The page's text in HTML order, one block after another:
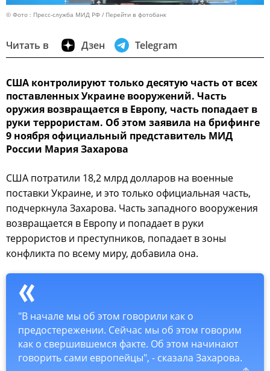
© Фото : Пресс-служба МИД РФ Перейти в фотобанк
Читать в Дзен Telegram
США контролируют только десятую часть от всех
поставленных Украине вооружений. Часть
оружия возвращается в Европу, часть попадает в
руки террористам. Об этом заявила на брифинге
9 ноября официальный представитель МИД
России Мария Захарова
США потратили 18,2 млрд долларов на военные
поставки Украине, и это только официальная часть,
подчеркнула Захарова. Часть западного вооружения
возвращается в Европу и попадает в руки
террористов и преступников, попадает в зоны
конфликта по всему миру, добавила она.
"В начале мы об этом говорили как о
предостережении. Сейчас мы об этом говорим
как о свершившемся факте. Об этом начинают
говорить сами европейцы", - сказала Захарова.